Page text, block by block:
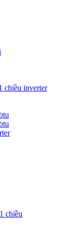
chiều inverter
chiều